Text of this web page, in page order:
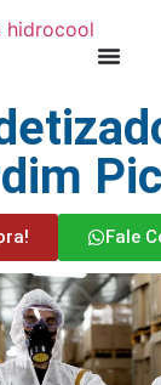
Fale